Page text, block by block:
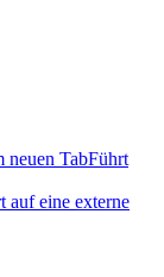
neuen TabFührt
auf eine externe